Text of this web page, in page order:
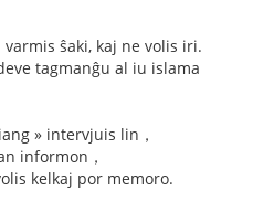
ŝaki, kaj ne volis iri.
tagmanĝu al iu islama
» intervjuis lin，
informon，
kelkaj por memoro.